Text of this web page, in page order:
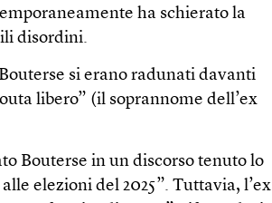
ha schierato la
disordini.
si erano radunati davanti
libero” (il soprannome dell’ex
Bouterse in un discorso tenuto lo
elezioni del 2025”. Tuttavia, l’ex